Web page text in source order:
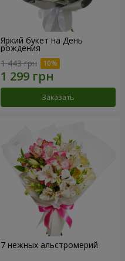
Яркий букет на День
рождения
1 443 грн
Заказать
7 нежных альстромерий